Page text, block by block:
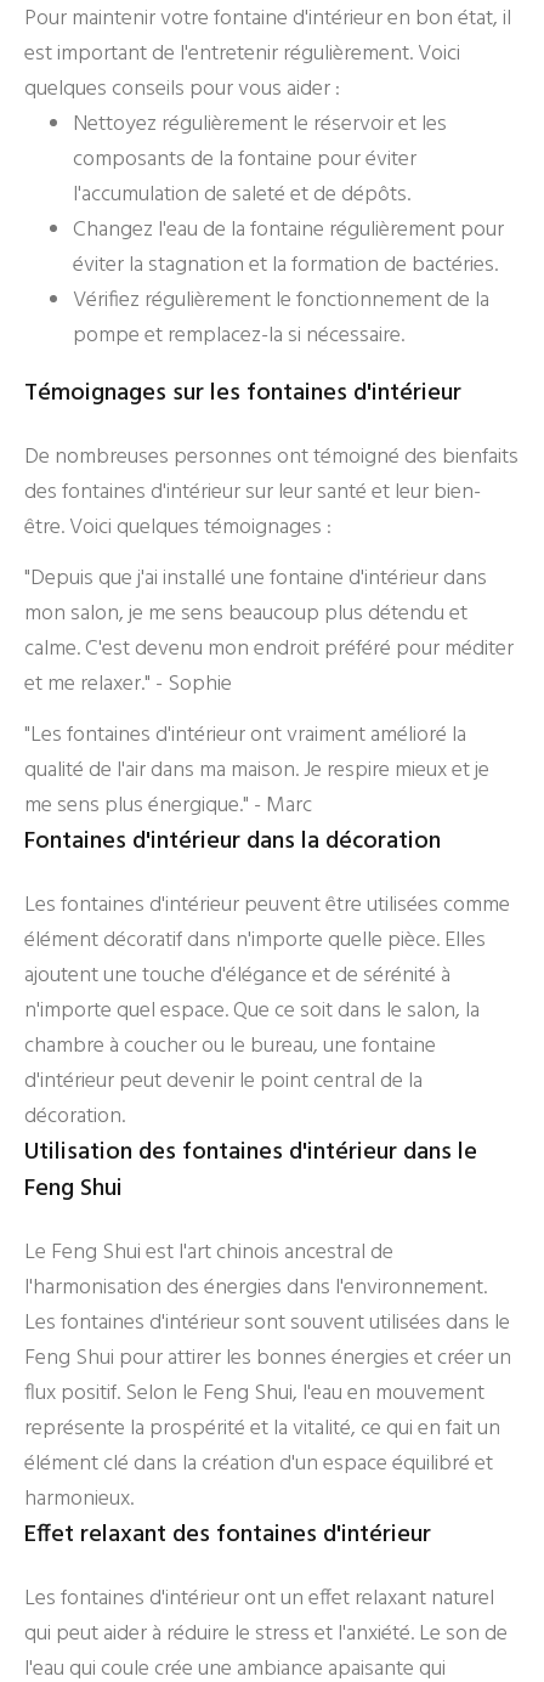
Pour maintenir votre fontaine d'intérieur en bon état, il
est important de l'entretenir régulièrement. Voici
quelques conseils pour vous aider :
Nettoyez régulièrement le réservoir et les
composants de la fontaine pour éviter
l'accumulation de saleté et de dépôts.
Changez l'eau de la fontaine régulièrement pour
éviter la stagnation et la formation de bactéries.
Vérifiez régulièrement le fonctionnement de la
pompe et remplacez-la si nécessaire.
Témoignages sur les fontaines d'intérieur
De nombreuses personnes ont témoigné des bienfaits
des fontaines d'intérieur sur leur santé et leur bien-
être. Voici quelques témoignages :
"Depuis que j'ai installé une fontaine d'intérieur dans
mon salon, je me sens beaucoup plus détendu et
calme. C'est devenu mon endroit préféré pour méditer
et me relaxer." - Sophie
"Les fontaines d'intérieur ont vraiment amélioré la
qualité de l'air dans ma maison. Je respire mieux et je
me sens plus énergique." - Marc
Fontaines d'intérieur dans la décoration
Les fontaines d'intérieur peuvent être utilisées comme
élément décoratif dans n'importe quelle pièce. Elles
ajoutent une touche d'élégance et de sérénité à
n'importe quel espace. Que ce soit dans le salon, la
chambre à coucher ou le bureau, une fontaine
d'intérieur peut devenir le point central de la
décoration.
Utilisation des fontaines d'intérieur dans le
Feng Shui
Le Feng Shui est l'art chinois ancestral de
l'harmonisation des énergies dans l'environnement.
Les fontaines d'intérieur sont souvent utilisées dans le
Feng Shui pour attirer les bonnes énergies et créer un
flux positif. Selon le Feng Shui, l'eau en mouvement
représente la prospérité et la vitalité, ce qui en fait un
élément clé dans la création d'un espace équilibré et
harmonieux.
Effet relaxant des fontaines d'intérieur
Les fontaines d'intérieur ont un effet relaxant naturel
qui peut aider à réduire le stress et l'anxiété. Le son de
l'eau qui coule crée une ambiance apaisante qui